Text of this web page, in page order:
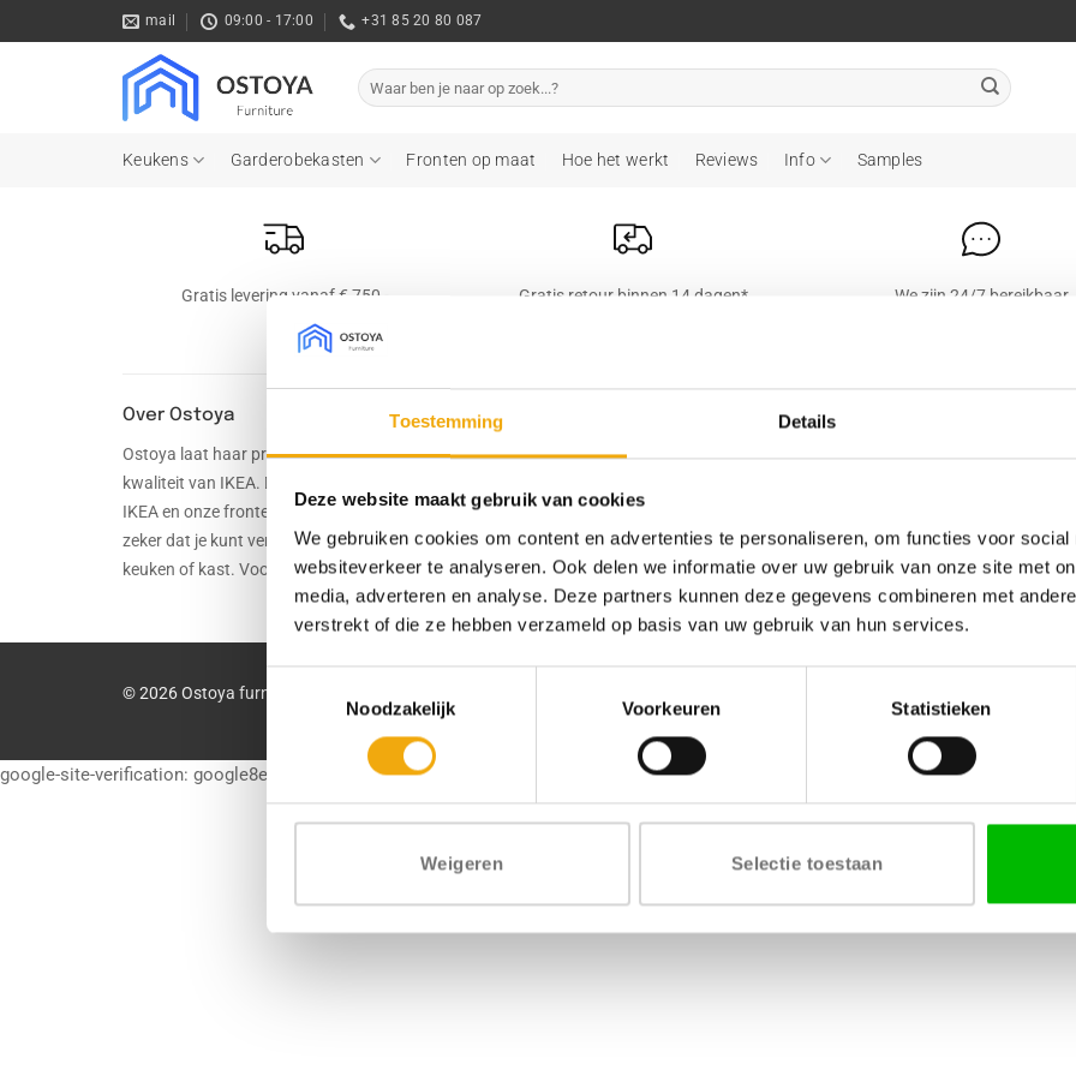
Toestemming Details
Deze website maakt gebruik van cookies
We gebruiken cookies om content en advertenties te personaliseren, om functies voor social
websiteverkeer te analyseren. Ook delen we informatie over uw gebruik van onze site met
media, adverteren en analyse. Deze partners kunnen deze gegevens combineren met
verstrekt of die ze hebben verzameld op basis van uw gebruik van hun services.
Noodzakelijk
Voorkeuren Statistieken
Weigeren Selectie toestaan
naar
mail 09:00 - 17:00 +31 85 20 80 087
Zoeken
naar:
Keukens Garderobekasten Fronten op maat Hoe het werkt Reviews Info Samples
Gratis levering vanaf € 750,- Gratis retour binnen 14 dagen* We zijn 24/7 bereikbaar
Over Ostoya
Ostoya laat haar producten naadloos aansluiten op de
kwaliteit van IKEA. Door de combinatie van kasten van
IKEA en onze fronten, handgrepen en werkbladen, weet je
zeker dat je kunt vertrouwen op een duurzame én stijlvolle
keuken of kast. Voor in elk huis.
Mijn bestellingen
Wensenlijst
Over ons
Algemene voorwaarden
© 2026 Ostoya furniture
google-site-verification: google8e3a048cccf40c54.html